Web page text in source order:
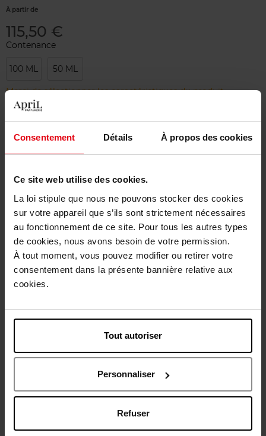
Consentement Détails À propos des cookies
Ce site web utilise des cookies.
La loi stipule que nous ne pouvons stocker des cookies
sur votre appareil que s’ils sont strictement nécessaires
au fonctionnement de ce site. Pour tous les autres types
de cookies, nous avons besoin de votre permission.
À tout moment, vous pouvez modifier ou retirer votre
consentement dans la présente bannière relative aux
cookies.
Tout autoriser
Personnaliser
Refuser
À partir de
115,50 €
Contenance
100 ML 50 ML
Merci de sélectionner les caractéristiques du produit.
Retour gratuit dans votre magasin
Description
Oublié quelque chose ?